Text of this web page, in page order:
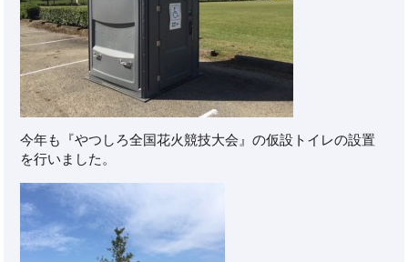
今年も『やつしろ全国花火競技大会』の仮設トイレの設置
を行いました。